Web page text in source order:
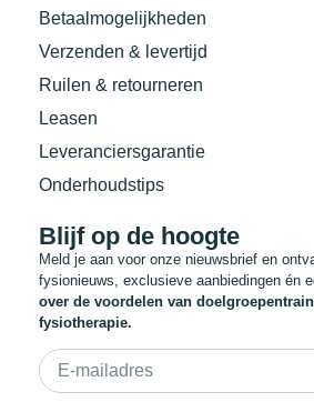
Betaalmogelijkheden
Verzenden & levertijd
Ruilen & retourneren
Leasen
Leveranciersgarantie
Onderhoudstips
Blijf op de hoogte
Meld je aan voor onze nieuwsbrief en
fysionieuws, exclusieve aanbiedingen én
over de voordelen van
fysiotherapie.